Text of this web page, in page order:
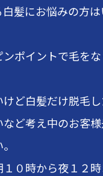
髪にお悩みの方
ンポイントで毛を
ど白髪だけ脱毛
ど考え中のお客
１０時から夜１２